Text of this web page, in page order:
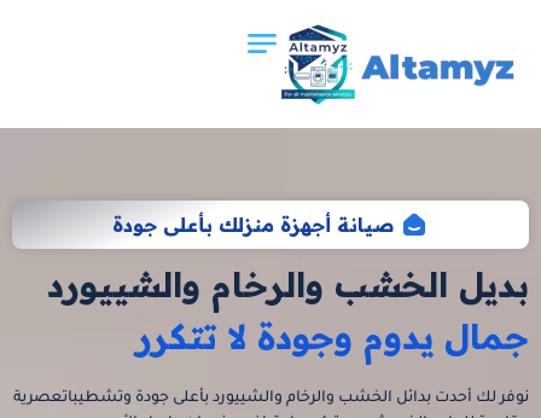
صيانة أجهزة منزلك بأعلى جودة
بديل الخشب والرخام والشييورد
جمال يدوم وجودة لا تتكرر
نوفر لك أحدت بدائل الخشب والرخام والشييورد بأعلى جودة وتشطيباتعصرية